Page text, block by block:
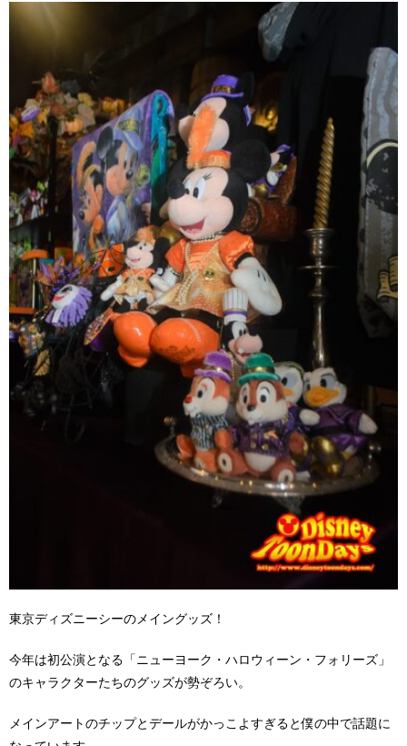
東京ディズニーシーのメイングッズ！
今年は初公演となる「ニューヨーク・ハロウィーン・フォリーズ」
のキャラクターたちのグッズが勢ぞろい。
メインアートのチップとデールがかっこよすぎると僕の中で話題に